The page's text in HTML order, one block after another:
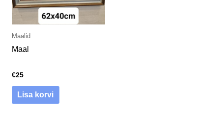
Maalid
Maal
€25
Lisa korvi